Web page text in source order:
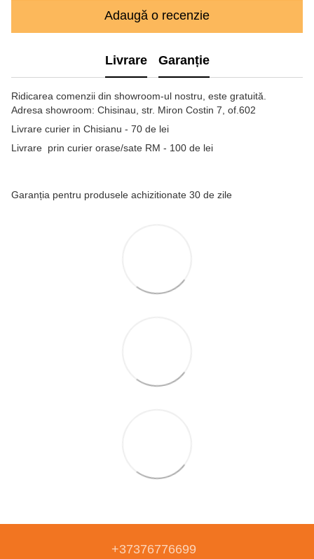
Adaugă o recenzie
Livrare Garanție
Ridicarea comenzii din showroom-ul nostru, este gratuită.
Adresa showroom: Chisinau, str. Miron Costin 7, of.602
Livrare curier in Chisianu - 70 de lei
Livrare prin curier orase/sate RM - 100 de lei
Garanția pentru produsele achizitionate 30 de zile
+37376776699